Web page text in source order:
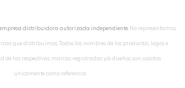
distribuidora autorizada independiente. No representamos
que distribuimos. Todos los nombres de los productos, logos e
de las respectivas marcas registradas y/o dueños son usados
unicamente como referencia.